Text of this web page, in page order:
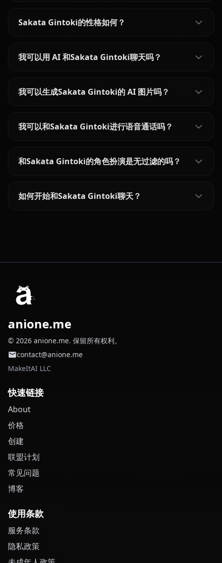
Sakata Gintoki的性格如何？
我可以用 AI 和Sakata Gintoki聊天吗？
我可以生成Sakata Gintoki的 AI 图片吗？
我可以和Sakata Gintoki进行语音通话吗？
和Sakata Gintoki的角色扮演是无过滤的吗？
如何开始和Sakata Gintoki聊天？
anione.me
© 2026 anione.me. 保留所有权利。
contact@anione.me
MakeItAI LLC
快速链接
About
价格
创建
联盟计划
常见问题
博客
使用条款
服务条款
隐私政策